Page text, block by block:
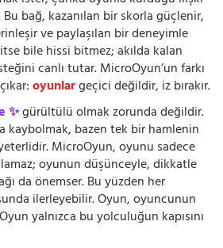
Bu bağ, kazanılan bir skorla güçlenir,
ve paylaşılan bir deneyimle
bile hissi bitmez; akılda kalan
canlı tutar. MicroOyun’un farkı
oyunlargeçici değildir, iz bırakır.
✨gürültülü olmak zorunda değildir.
kaybolmak, bazen tek bir hamlenin
MicroOyun, oyunu sadece
oyunun düşünceyle, dikkatle
da önemser. Bu yüzden her
ilerleyebilir. Oyun, oyuncunun
yalnızca bu yolculuğun kapısını